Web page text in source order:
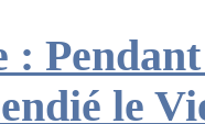
Pendant
le